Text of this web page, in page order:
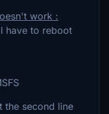
work :
have to reboot
the second line